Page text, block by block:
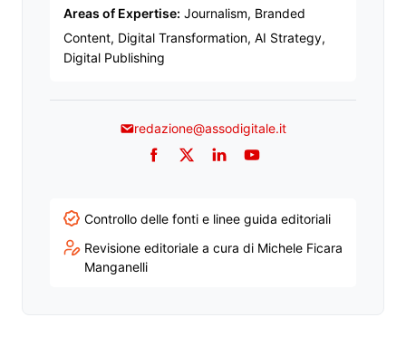
Areas of Expertise: Journalism, Branded
Content, Digital Transformation, AI Strategy,
Digital Publishing
redazione@assodigitale.it
Facebook
TwitterLinkedInYouTube
Controllo delle fonti e linee guida editoriali
Revisione editoriale a cura di Michele Ficara
Manganelli